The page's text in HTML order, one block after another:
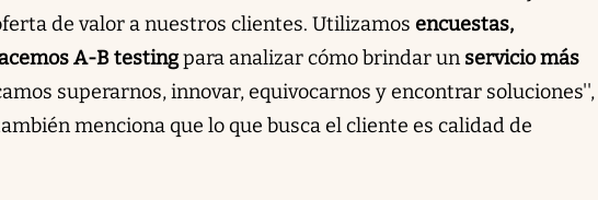
de valor a nuestros clientes. Utilizamos encuestas,
A-B testingpara analizar cómo brindar un servicio más
superarnos, innovar, equivocarnos y encontrar soluciones'',
menciona que lo que busca el cliente es calidad de